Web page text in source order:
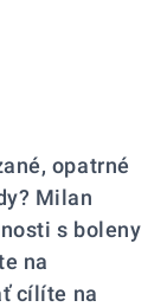
opatrné
Milan
s boleny
na
cílíte na